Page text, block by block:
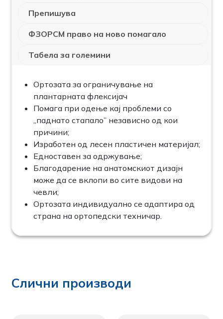
Препишува
ФЗОРСМ право на ново помагало
Табела за големини
Ортозата за ограничување на
плантарната флексијач
Помага при одење кај проблеми со
„паднато стапало” независно од кои
причини;
Изработен од лесен пластичен материјал;
Едноставен за одржување;
Благодарение на анатомскиот дизајн
може да се вклопи во сите видови на
чевли;
Ортозата индивидуално се адаптира од
страна на ортопедски техничар.
Слични производи